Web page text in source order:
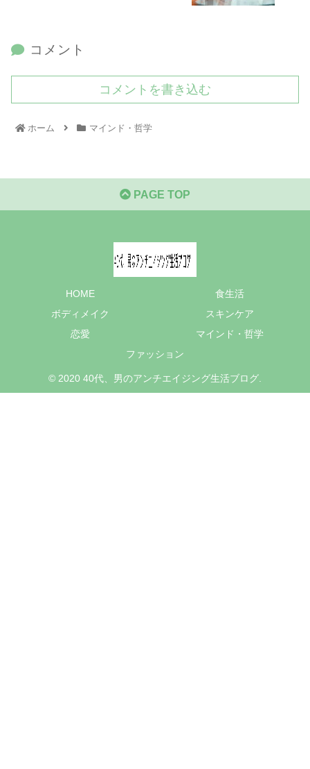
コメント
コメントを書き込む
ホーム マインド・哲学
PAGE TOP
HOME
食生活
ボディメイク
スキンケア
恋愛
マインド・哲学
ファッション
© 2020 40代、男のアンチエイジング生活ブログ.